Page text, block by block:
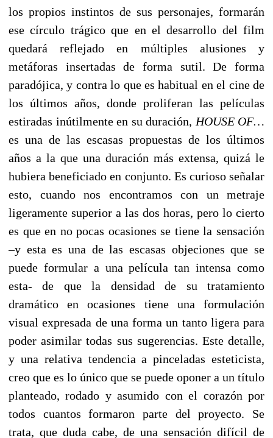
los propios instintos de sus personajes, formarán
ese círculo trágico que en el desarrollo del film
quedará reflejado en múltiples alusiones y
metáforas insertadas de forma sutil. De forma
paradójica, y contra lo que es habitual en el cine de
los últimos años, donde proliferan las películas
estiradas inútilmente en su duración, HOUSE OF…
es una de las escasas propuestas de los últimos
años a la que una duración más extensa, quizá le
hubiera beneficiado en conjunto. Es curioso señalar
esto, cuando nos encontramos con un metraje
ligeramente superior a las dos horas, pero lo cierto
es que en no pocas ocasiones se tiene la sensación
–y esta es una de las escasas objeciones que se
puede formular a una película tan intensa como
esta- de que la densidad de su tratamiento
dramático en ocasiones tiene una formulación
visual expresada de una forma un tanto ligera para
poder asimilar todas sus sugerencias. Este detalle,
y una relativa tendencia a pinceladas esteticista,
creo que es lo único que se puede oponer a un título
planteado, rodado y asumido con el corazón por
todos cuantos formaron parte del proyecto. Se
trata, que duda cabe, de una sensación difícil de